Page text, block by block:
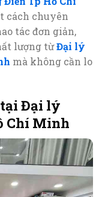
cách chuyên
tác đơn giản,
lượng từĐại lý
mà không cần lo
tại Đại lý
Chí Minh